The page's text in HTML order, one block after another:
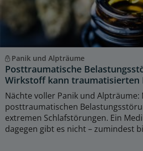
Panik und Alpträume
Posttraumatische
Wirkstoff kann traumatisierten
Nächte voller Panik und
posttraumatischen
extremen Schlafstörungen. Ein
dagegen gibt es nicht – zumindest